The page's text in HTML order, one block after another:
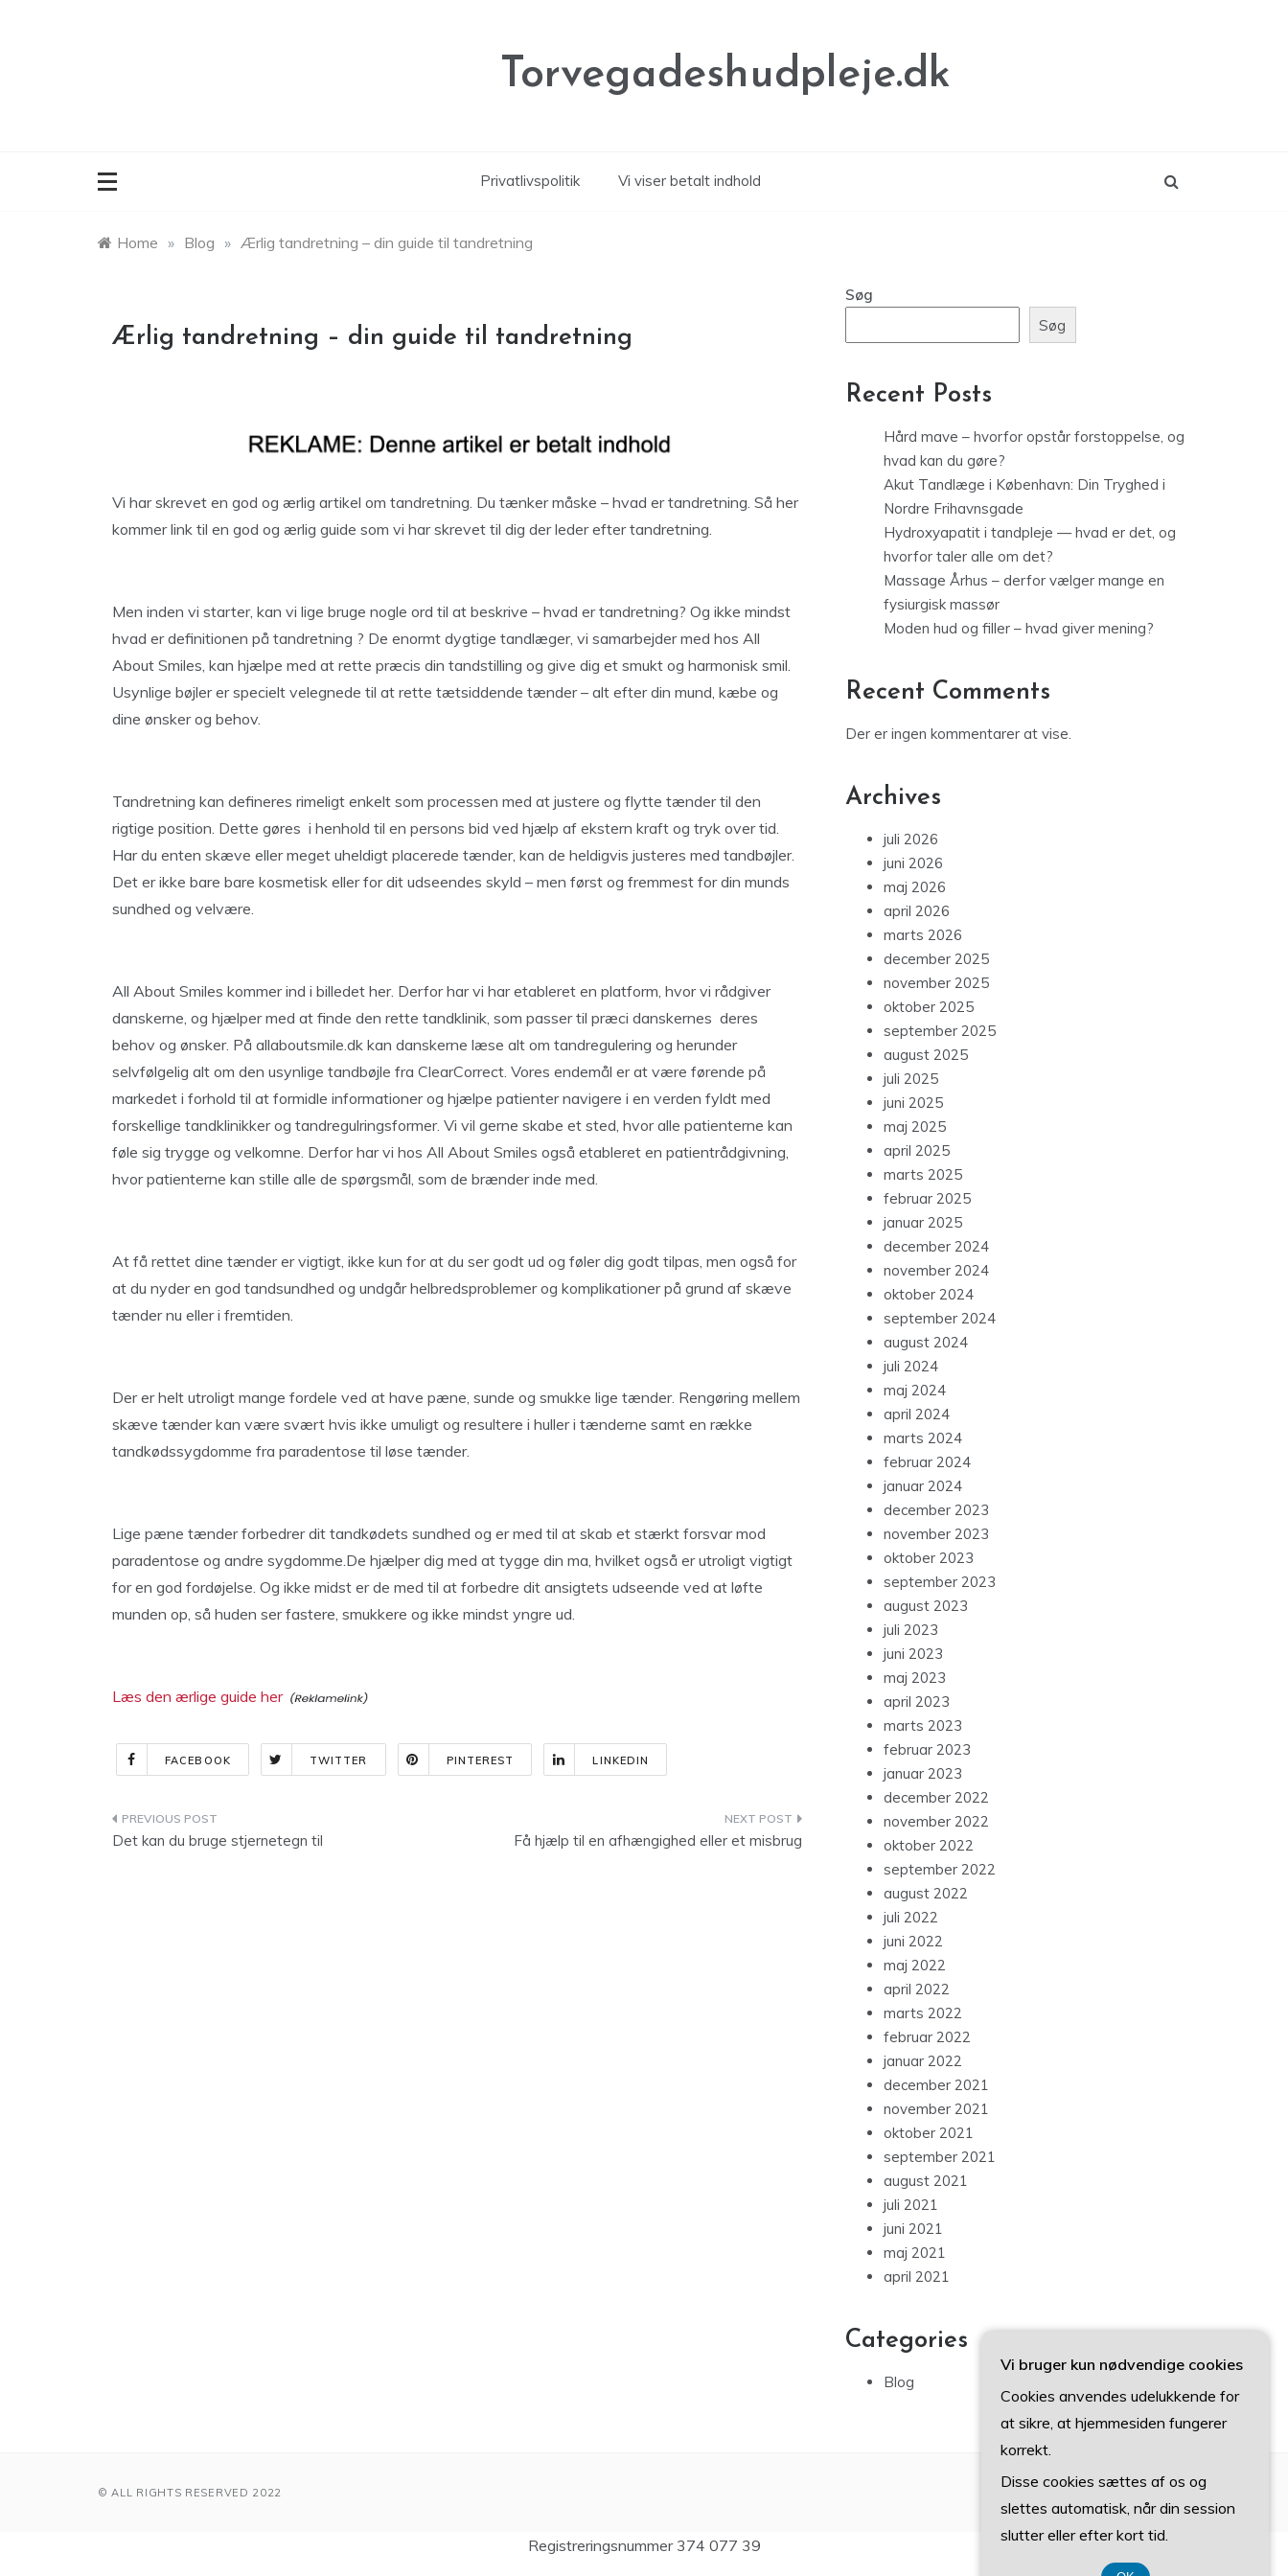
Torvegadeshudpleje.dk
Privatlivspolitik Vi viser betalt indhold
Home » Blog » Ærlig tandretning – din guide til tandretning
Ærlig tandretning – din guide til tandretning
Vi har skrevet en god og ærlig artikel om tandretning. Du tænker måske – hvad er tandretning. Så her
kommer link til en god og ærlig guide som vi har skrevet til dig der leder efter tandretning.
Men inden vi starter, kan vi lige bruge nogle ord til at beskrive – hvad er tandretning? Og ikke mindst
hvad er definitionen på tandretning ? De enormt dygtige tandlæger, vi samarbejder med hos All
About Smiles, kan hjælpe med at rette præcis din tandstilling og give dig et smukt og harmonisk smil.
Usynlige bøjler er specielt velegnede til at rette tætsiddende tænder – alt efter din mund, kæbe og
dine ønsker og behov.
Tandretning kan defineres rimeligt enkelt som processen med at justere og flytte tænder til den
rigtige position. Dette gøres i henhold til en persons bid ved hjælp af ekstern kraft og tryk over tid.
Har du enten skæve eller meget uheldigt placerede tænder, kan de heldigvis justeres med tandbøjler.
Det er ikke bare bare kosmetisk eller for dit udseendes skyld – men først og fremmest for din munds
sundhed og velvære.
All About Smiles kommer ind i billedet her. Derfor har vi har etableret en platform, hvor vi rådgiver
danskerne, og hjælper med at finde den rette tandklinik, som passer til præci danskernes deres
behov og ønsker. På allaboutsmile.dk kan danskerne læse alt om tandregulering og herunder
selvfølgelig alt om den usynlige tandbøjle fra ClearCorrect. Vores endemål er at være førende på
markedet i forhold til at formidle informationer og hjælpe patienter navigere i en verden fyldt med
forskellige tandklinikker og tandregulringsformer. Vi vil gerne skabe et sted, hvor alle patienterne kan
føle sig trygge og velkomne. Derfor har vi hos All About Smiles også etableret en patientrådgivning,
hvor patienterne kan stille alle de spørgsmål, som de brænder inde med.
At få rettet dine tænder er vigtigt, ikke kun for at du ser godt ud og føler dig godt tilpas, men også for
at du nyder en god tandsundhed og undgår helbredsproblemer og komplikationer på grund af skæve
tænder nu eller i fremtiden.
Der er helt utroligt mange fordele ved at have pæne, sunde og smukke lige tænder. Rengøring mellem
skæve tænder kan være svært hvis ikke umuligt og resultere i huller i tænderne samt en række
tandkødssygdomme fra paradentose til løse tænder.
Lige pæne tænder forbedrer dit tandkødets sundhed og er med til at skab et stærkt forsvar mod
paradentose og andre sygdomme.De hjælper dig med at tygge din ma, hvilket også er utroligt vigtigt
for en god fordøjelse. Og ikke midst er de med til at forbedre dit ansigtets udseende ved at løfte
munden op, så huden ser fastere, smukkere og ikke mindst yngre ud.
Læs den ærlige guide her
FACEBOOK TWITTER PINTEREST LINKEDIN
Indlægsnavigation
Det kan du bruge stjernetegn til Få hjælp til en afhængighed eller et misbrug
Søg
Søg
Recent Posts
Hård mave – hvorfor opstår forstoppelse, og
hvad kan du gøre?
Akut Tandlæge i København: Din Tryghed i
Nordre Frihavnsgade
Hydroxyapatit i tandpleje — hvad er det, og
hvorfor taler alle om det?
Massage Århus – derfor vælger mange en
fysiurgisk massør
Moden hud og filler – hvad giver mening?
Recent Comments
Der er ingen kommentarer at vise.
Archives
juli 2026
juni 2026
maj 2026
april 2026
marts 2026
december 2025
november 2025
oktober 2025
september 2025
august 2025
juli 2025
juni 2025
maj 2025
april 2025
marts 2025
februar 2025
januar 2025
december 2024
november 2024
oktober 2024
september 2024
august 2024
juli 2024
maj 2024
april 2024
marts 2024
februar 2024
januar 2024
december 2023
november 2023
oktober 2023
september 2023
august 2023
juli 2023
juni 2023
maj 2023
april 2023
marts 2023
februar 2023
januar 2023
december 2022
november 2022
oktober 2022
september 2022
august 2022
juli 2022
juni 2022
maj 2022
april 2022
marts 2022
februar 2022
januar 2022
december 2021
november 2021
oktober 2021
september 2021
august 2021
juli 2021
juni 2021
maj 2021
april 2021
Categories
Blog
© ALL RIGHTS RESERVED 2022
Registreringsnummer 374 077 39
Vi bruger kun nødvendige cookies
Cookies anvendes udelukkende for
at sikre, at hjemmesiden fungerer
korrekt.
Disse cookies sættes af os og
slettes automatisk, når din session
slutter eller efter kort tid.